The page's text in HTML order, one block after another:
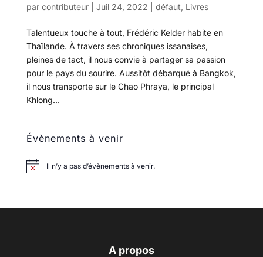
par contributeur| Juil 24, 2022 défaut, Livres
Talentueux touche à tout, Frédéric Kelder habite en
Thaïlande. À travers ses chroniques issanaises,
pleines de tact, il nous convie à partager sa passion
pour le pays du sourire. Aussitôt débarqué à Bangkok,
il nous transporte sur le Chao Phraya, le principal
Khlong...
Évènements à venir
Il n’y a pas d’évènements à venir.
A propos